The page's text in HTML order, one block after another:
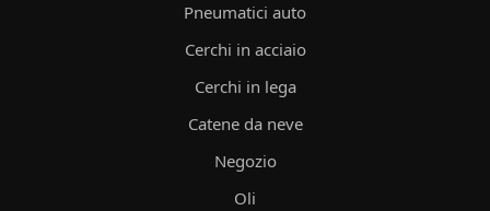
Pneumatici auto
Cerchi in acciaio
Cerchi in lega
Catene da neve
Negozio
Oli